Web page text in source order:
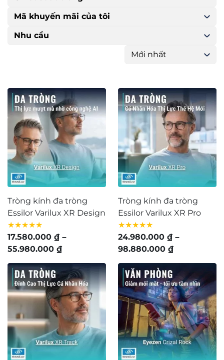
chuyển hướng của ánh sáng càng lớn.
Chiết suất tròng kính được tính theo tỷ lệ tốc độ
ánh sáng
Tròng kính chiết suất 1.61 là gì?
mỏng hơn so với tiêu chuẩn 10% và đạt được độ
cứng tiêu chuẩn. Mẫu tròng kính này thích hợp với
những thế, mẫu tròng kính này còn khá dễ nhuộm
màu.
Tròng kính đa tròng
Essilor Varilux XR Design
★★★★★
17.580.000 ₫ –
55.980.000 ₫Khoảng
từ
17.580.000 ₫
đến
55.980.000 ₫
Tròng kính đa tròng
Essilor Varilux XR Pro
★★★★★
24.980.000 ₫ –
98.880.000 ₫Khoảng
24.980.000
đến
98.880.000